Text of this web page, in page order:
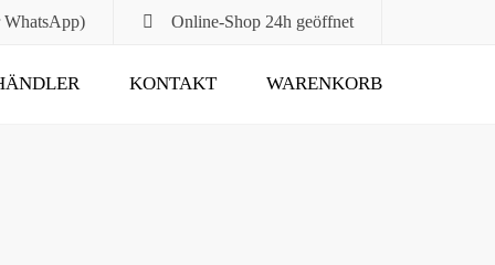
WhatsApp) Online-Shop 24h geöffnet
Submit
KONTAKT WARENKORB